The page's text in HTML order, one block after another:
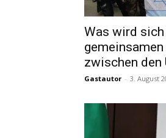
Was wird
zwischen den
Gastautor - 3. August